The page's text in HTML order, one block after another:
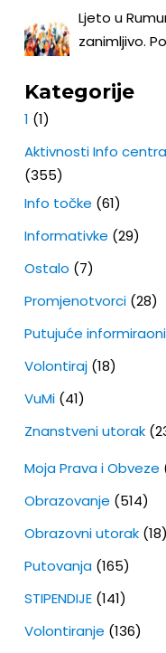
Ljeto u
zanimljivo.
Kategorije
1 (1)
Aktivnosti Info
(355)
Info točke (61)
Informativke (29)
Ostalo (7)
Promjenotvorci(28)
Putujuće
Volontiraj(18)
VuMi(41)
Znanstveni utorak
Moja Prava i Obveze
Obrazovanje (514)
Obrazovni utorak(18)
Putovanja(165)
STIPENDIJE(141)
Volontiranje (136)